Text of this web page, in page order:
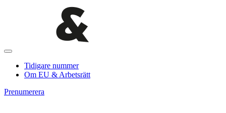
Tidigare nummer
Om EU & Arbetsrätt
Prenumerera